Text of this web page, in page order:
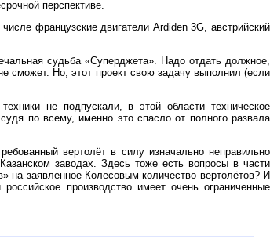
перспективе.
французские двигатели Ardiden 3G, австрийский
судьба «Суперджета». Надо отдать должное,
сможет. Но, этот проект свою задачу выполнил (если
не подпускали, в этой области техническое
по всему, именно это спасло от полного развала
вертолёт в силу изначально неправильно
заводах. Здесь тоже есть вопросы в части
заявленное Колесовым количество вертолётов? И
производство имеет очень ограниченные